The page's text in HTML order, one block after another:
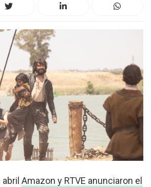
Amazon y RTVE anunciaron el